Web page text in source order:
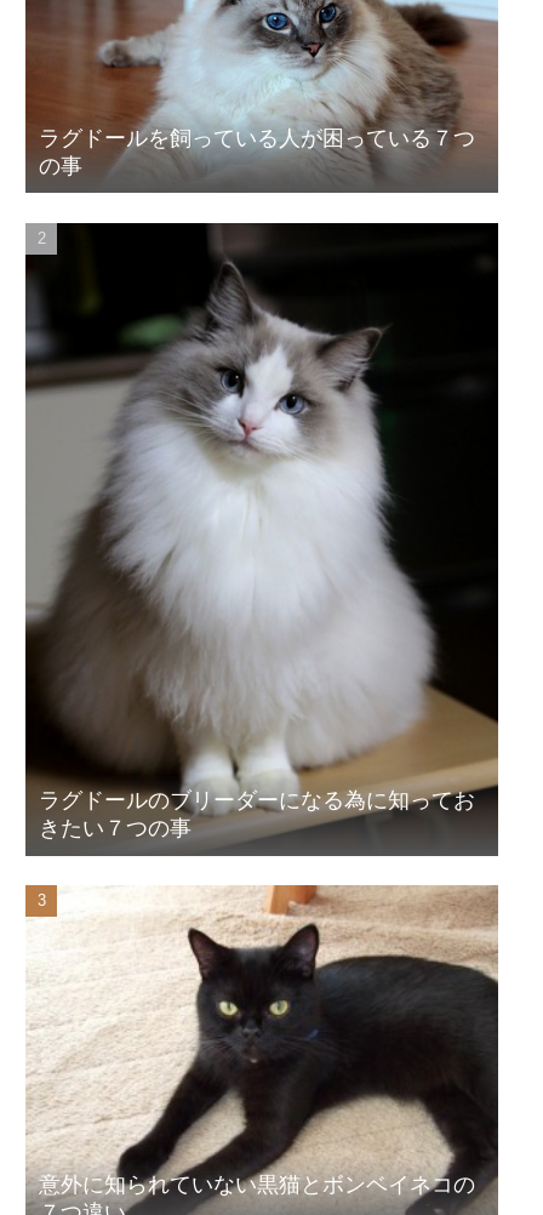
ラグドールを飼っている人が困っている７つ
の事
ラグドールのブリーダーになる為に知ってお
きたい７つの事
意外に知られていない黒猫とボンベイネコの